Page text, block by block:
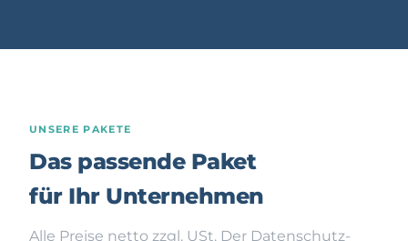
UNSERE PAKETE
Das passende Paket
für Ihr Unternehmen
Alle Preise netto zzgl. USt. Der Datenschutz-